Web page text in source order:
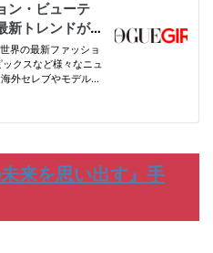
来を思い出す』手